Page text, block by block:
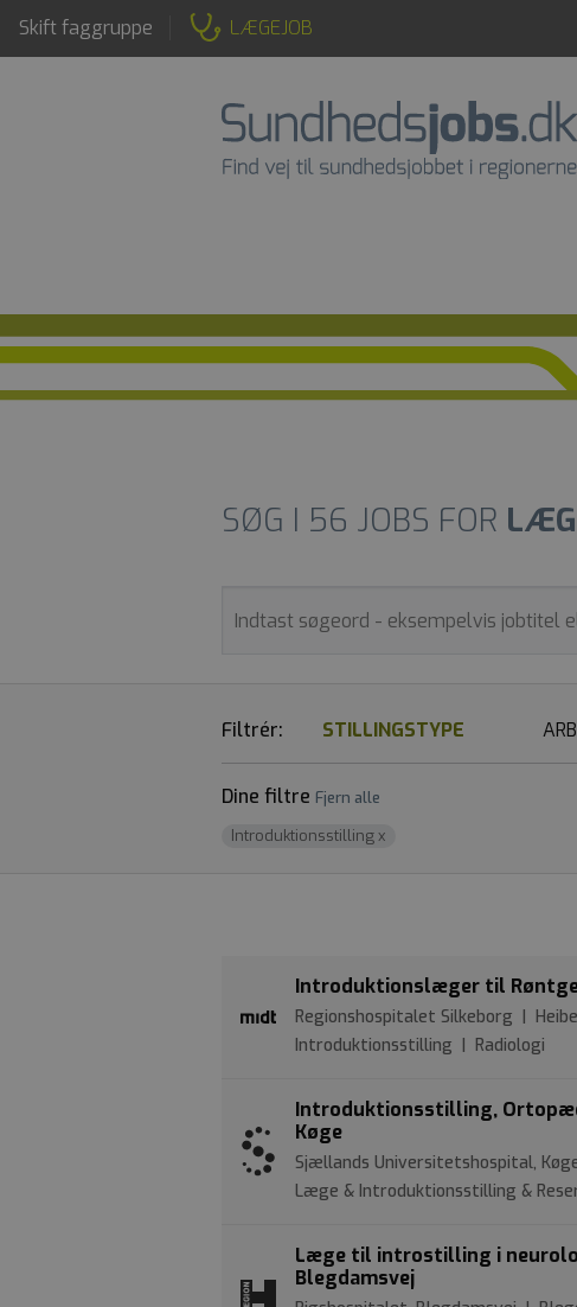
Skift faggruppe LÆGEJOB
SØG I 56 JOBS FOR
Filtrér: STILLINGSTYPE
Dine filtre Fjern alle
Introduktionsstillingx
Introduktionslæger til
Regionshospitalet Silkeborg |
Introduktionsstilling | Radiologi
Introduktionsstilling,
Køge
Sjællands Universitetshospital,
Læge & Introduktionsstilling &
Læge til introstilling i
Blegdamsvej